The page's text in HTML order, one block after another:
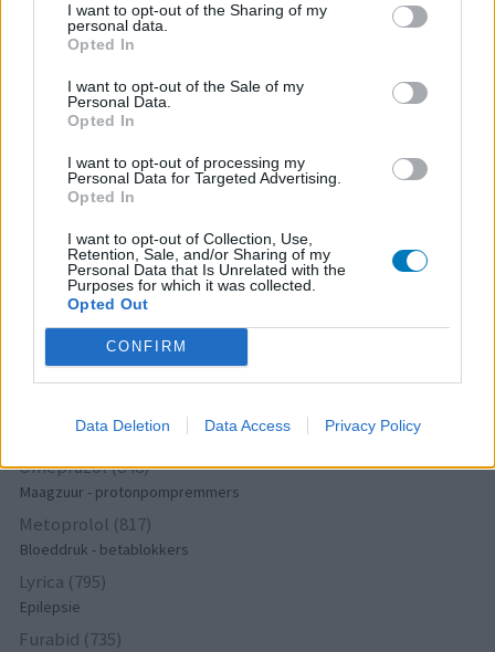
I want to opt-out of the Sharing of my
personal data.
Opted In
I want to opt-out of the Sale of my
Personal Data.
Opted In
I want to opt-out of processing my
Personal Data for Targeted Advertising.
Opted In
I want to opt-out of Collection, Use,
Retention, Sale, and/or Sharing of my
Personal Data that Is Unrelated with the
Purposes for which it was collected.
Opted Out
CONFIRM
Data Deletion Data Access Privacy Policy
Citalopram (1513)
Depressie - antidepressiva SSRI
Depressie - antidepressiva SSRI
Paroxetine (1272)
Simvastatine (1228)
Cholesterol
Champix (1187)
Verslavingsziekten
Venlafaxine (1004)
Depressie - antidepressiva overig
Tramadol (939)
Schildklier - hypothyroidie (traagwerkend)
Omeprazol (848)
Maagzuur - protonpompremmers
Metoprolol (817)
Bloeddruk - betablokkers
Lyrica (795)
Epilepsie
Furabid (735)